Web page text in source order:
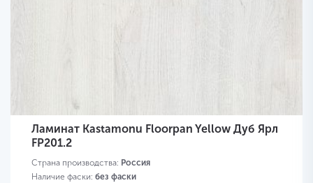
Ламинат Kastamonu Floorpan Yellow Дуб Ярл
FP201.2
Страна производства: Россия
Наличие фаски: без фаски